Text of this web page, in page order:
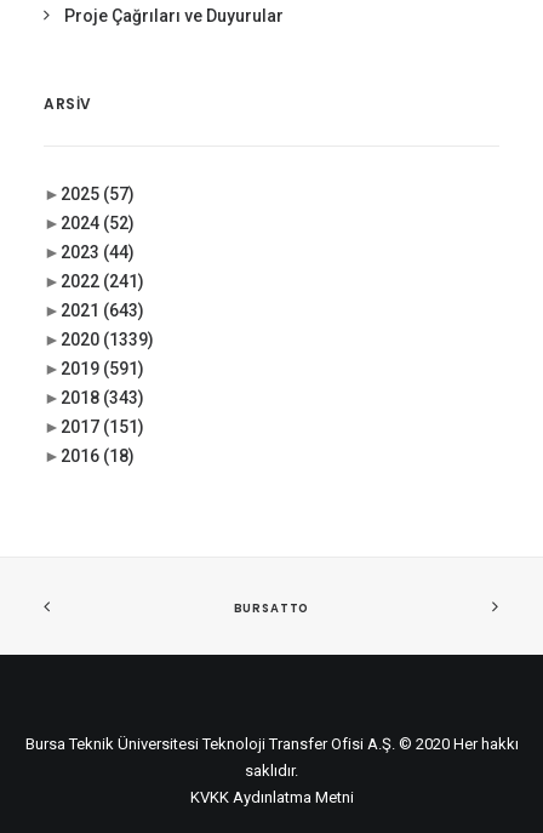
Proje Çağrıları ve Duyurular
ARSIV
► 2025 (57)
► 2024 (52)
► 2023 (44)
► 2022 (241)
► 2021 (643)
► 2020 (1339)
► 2019 (591)
► 2018 (343)
► 2017 (151)
► 2016 (18)
BURSATTO
Bursa Teknik Üniversitesi Teknoloji Transfer Ofisi A.Ş. © 2020 Her hakkı
saklıdır.
KVKK Aydınlatma Metni